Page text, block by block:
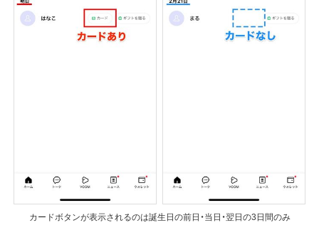
カードボタンが表示されるのは誕生日の前日・当日・翌日の3日間のみ